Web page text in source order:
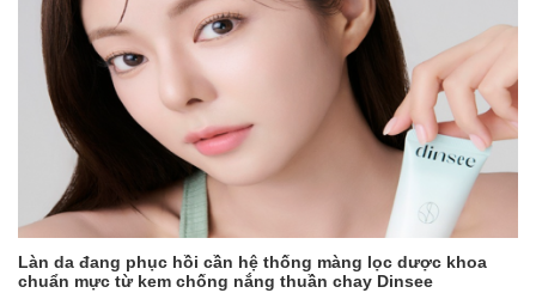
Làn da đang phục hồi cần hệ thống màng lọc dược khoa
chuẩn mực từ kem chống nắng thuần chay Dinsee